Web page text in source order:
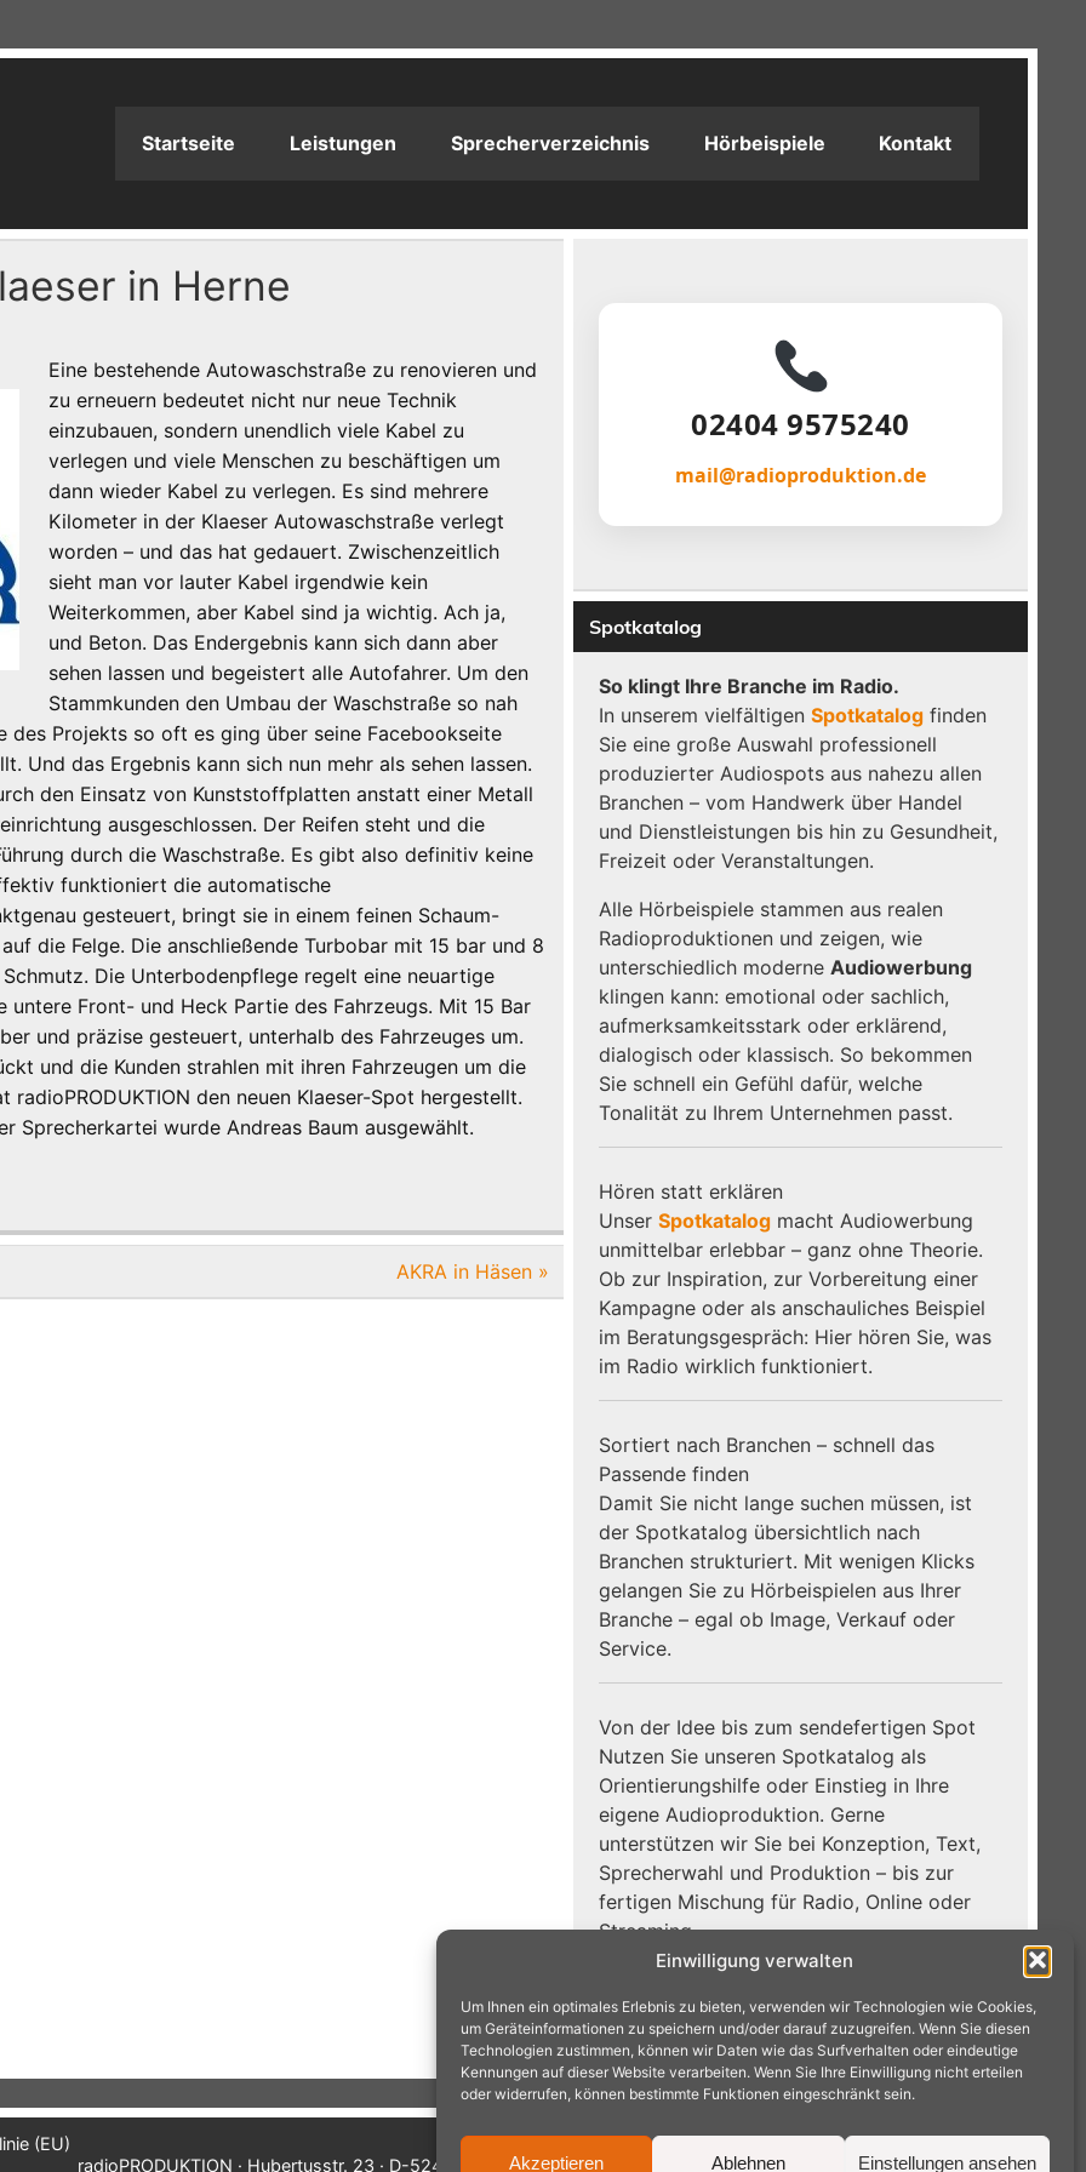
Einwilligung verwalten
Um Ihnen ein optimales Erlebnis zu bieten, verwenden wir Technologien wie Cookies,
um Geräteinformationen zu speichern und/oder darauf zuzugreifen. Wenn Sie diesen
Technologien zustimmen, können wir Daten wie das Surfverhalten oder eindeutige
Kennungen auf dieser Website verarbeiten. Wenn Sie Ihre Einwilligung nicht erteilen
oder widerrufen, können bestimmte Funktionen eingeschränkt sein.
Akzeptieren Ablehnen Einstellungen ansehen
Startseite Leistungen Sprecherverzeichnis Hörbeispiele Kontakt
in Herne
Eine bestehende Autowaschstraße zu renovieren und
zu erneuern bedeutet nicht nur neue Technik
einzubauen, sondern unendlich viele Kabel zu
verlegen und viele Menschen zu beschäftigen um
dann wieder Kabel zu verlegen. Es sind mehrere
Kilometer in der Klaeser Autowaschstraße verlegt
worden – und das hat gedauert. Zwischenzeitlich
sieht man vor lauter Kabel irgendwie kein
Weiterkommen, aber Kabel sind ja wichtig. Ach ja,
und Beton. Das Endergebnis kann sich dann aber
sehen lassen und begeistert alle Autofahrer. Um den
Stammkunden den Umbau der Waschstraße so nah
Projekts so oft es ging über seine Facebookseite
Und das Ergebnis kann sich nun mehr als sehen lassen.
den Einsatz von Kunststoffplatten anstatt einer Metall
ausgeschlossen. Der Reifen steht und die
durch die Waschstraße. Es gibt also definitiv keine
funktioniert die automatische
gesteuert, bringt sie in einem feinen Schaum-
die Felge. Die anschließende Turbobar mit 15 bar und 8
Die Unterbodenpflege regelt eine neuartige
Front- und Heck Partie des Fahrzeugs. Mit 15 Bar
und präzise gesteuert, unterhalb des Fahrzeuges um.
und die Kunden strahlen mit ihren Fahrzeugen um die
den neuen Klaeser-Spot hergestellt.
Sprecherkartei wurde Andreas Baum ausgewählt.
AKRA in Häsen »
02404 9575240
mail@radioproduktion.de
Spotkatalog
So klingt Ihre Branche im Radio.
In unserem vielfältigenSpotkatalog finden
Sie eine große Auswahl professionell
produzierter Audiospots aus nahezu allen
Branchen – vom Handwerk über Handel
und Dienstleistungen bis hin zu Gesundheit,
Freizeit oder Veranstaltungen.
Alle Hörbeispiele stammen aus realen
Radioproduktionen und zeigen, wie
unterschiedlich moderne Audiowerbung
klingen kann: emotional oder sachlich,
aufmerksamkeitsstark oder erklärend,
dialogisch oder klassisch. So bekommen
Sie schnell ein Gefühl dafür, welche
Tonalität zu Ihrem Unternehmen passt.
Hören statt erklären
UnserSpotkatalog macht Audiowerbung
unmittelbar erlebbar – ganz ohne Theorie.
Ob zur Inspiration, zur Vorbereitung einer
Kampagne oder als anschauliches Beispiel
im Beratungsgespräch: Hier hören Sie, was
im Radio wirklich funktioniert.
Sortiert nach Branchen – schnell das
Passende finden
Damit Sie nicht lange suchen müssen, ist
der Spotkatalog übersichtlich nach
Branchen strukturiert. Mit wenigen Klicks
gelangen Sie zu Hörbeispielen aus Ihrer
Branche – egal ob Image, Verkauf oder
Service.
Von der Idee bis zum sendefertigen Spot
Nutzen Sie unseren Spotkatalog als
Orientierungshilfe oder Einstieg in Ihre
eigene Audioproduktion. Gerne
unterstützen wir Sie bei Konzeption, Text,
Sprecherwahl und Produktion – bis zur
fertigen Mischung für Radio, Online oder
Streaming.
Spotkatalog →
(EU)
radioPRODUKTION · Hubertusstr. 23 · D-52477 Alsdorf/Aachen · Tel.: 02404 9575240 ·
mail@radioproduktion.de